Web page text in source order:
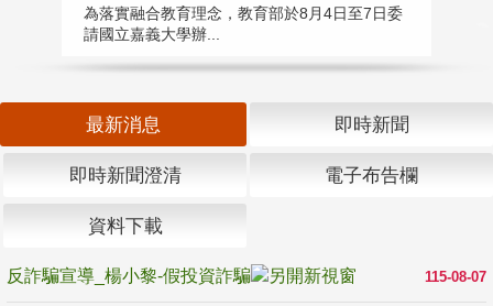
為落實融合教育理念，教育部於8月4日至7日委
請國立嘉義大學辦...
最新消息 即時新聞
即時新聞澄清 電子布告欄
資料下載
115-08-07
反詐騙宣導_楊小黎-假投資詐騙